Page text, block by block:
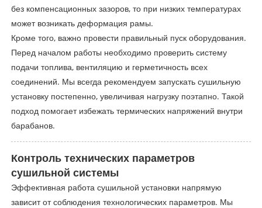
без компенсационных зазоров, то при низких температурах
может возникать деформация рамы.
Кроме того, важно провести правильный пуск оборудования.
Перед началом работы необходимо проверить систему
подачи топлива, вентиляцию и герметичность всех
соединений. Мы всегда рекомендуем запускать сушильную
установку постепенно, увеличивая нагрузку поэтапно. Такой
подход помогает избежать термических напряжений внутри
барабанов.
Контроль технических параметров
сушильной системы
Эффективная работа сушильной установки напрямую
зависит от соблюдения технологических параметров. Мы